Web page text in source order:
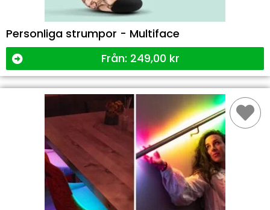
Personliga strumpor - Multiface
Från: 249,00 kr